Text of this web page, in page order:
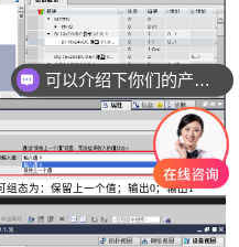
组态为：保留上一个值；输出0；输出1
可以介绍下你们的产品么